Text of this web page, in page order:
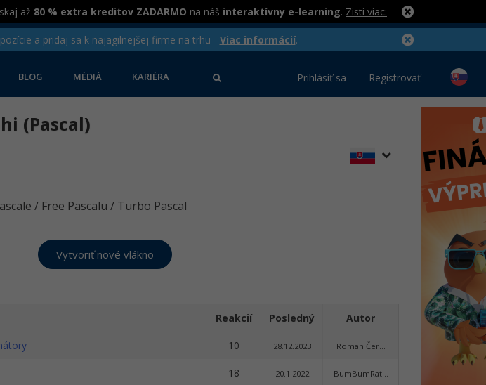
až 80 % extra kreditov ZADARMO na náš interaktívny e-learning. Zisti viac:
a pridaj sa k najagilnejšej firme na trhu - Viac informácií.
BLOG MÉDIÁ KARIÉRA Prihlásiť sa Registrovať
(Pascal)
/ Free Pascalu / Turbo Pascal
Reakcií Posledný Autor
10 28.12.2023 Roman Čer...
18 20.1.2022 BumBumRat...